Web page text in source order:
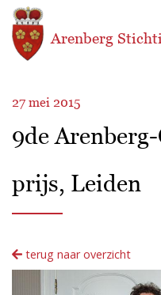
Overslaan en naar de inhoud
Arenberg
27 mei 2015
9de
prijs, Leiden
terug naar overzicht